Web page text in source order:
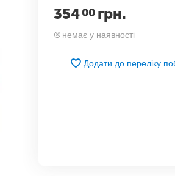
35400 грн.
немає у наявності
Додати до переліку